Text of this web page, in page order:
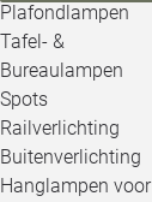
Plafondlampen
Tafel- &
Bureaulampen
Spots
Railverlichting
Buitenverlichting
Hanglampen voor